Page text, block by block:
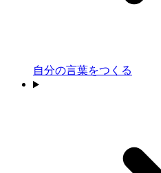
自分の言葉をつくる